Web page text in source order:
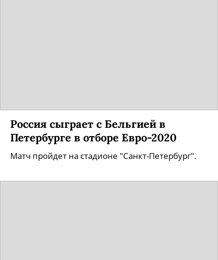
Россия сыграет с Бельгией в
Петербурге в отборе Евро-2020
Матч пройдет на стадионе "Санкт-Петербург".